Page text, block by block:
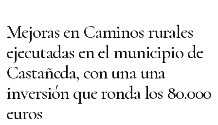
Mejoras en Caminos rurales
ejecutadas en el municipio de
Castañeda, con una una
inversión que ronda los 80.000
euros